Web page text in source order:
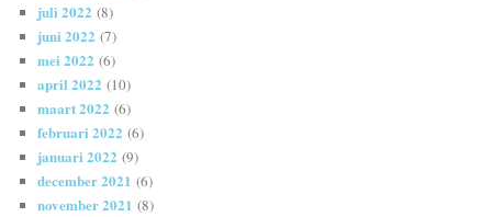
juli 2022 (8)
juni 2022 (7)
mei 2022 (6)
april 2022 (10)
maart 2022 (6)
februari 2022 (6)
januari 2022 (9)
december 2021 (6)
november 2021 (8)